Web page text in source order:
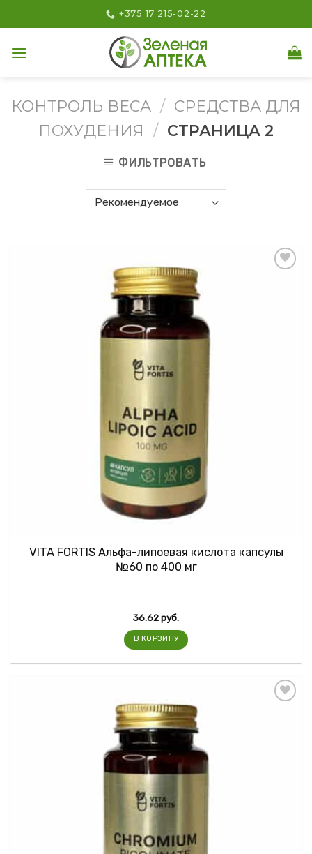
to
+375 17 215-02-22
КОНТРОЛЬ ВЕСА / СРЕДСТВА ДЛЯ
ПОХУДЕНИЯ / СТРАНИЦА 2
ФИЛЬТРОВАТЬ
VITA FORTIS Альфа-липоевая кислота капсулы
№60 по 400 мг
36.62руб.
В КОРЗИНУ